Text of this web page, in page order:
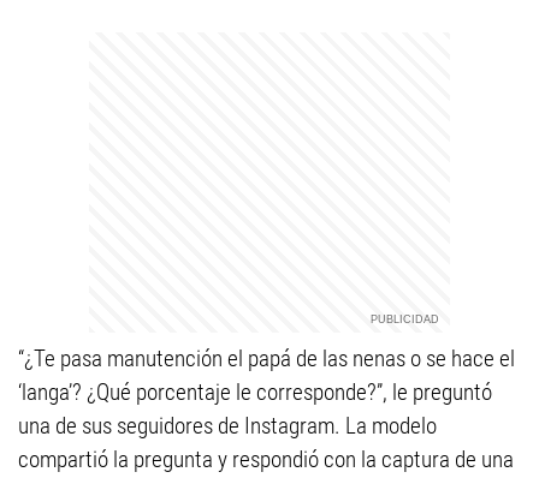
“¿Te pasa manutención el papá de las nenas o se hace el
‘langa’? ¿Qué porcentaje le corresponde?”, le preguntó
una de sus seguidores de Instagram. La modelo
compartió la pregunta y respondió con la captura de una